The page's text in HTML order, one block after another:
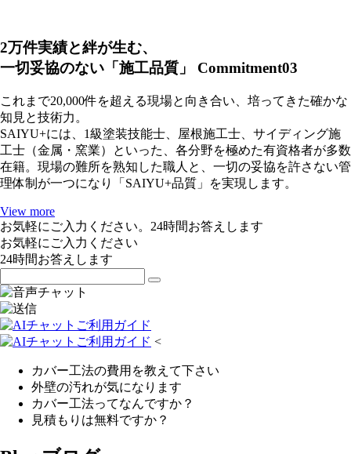
2万件実績と絆が生む、
一切妥協のない「施工品質」 Commitment03
これまで20,000件を超える現場と向き合い、培ってきた確かな
知見と技術力。
SAIYU+には、1級塗装技能士、屋根施工士、サイディング施
工士（金属・窯業）といった、各分野を極めた有資格者が多数
在籍。現場の難所を熟知した職人と、一切の妥協を許さない管
理体制が一つになり「SAIYU+品質」を実現します。
View more
お気軽にご入力ください。24時間お答えします
お気軽にご入力ください
24時間お答えします
<
カバー工法の費用を教えて下さい
外壁の汚れが気になります
カバー工法ってなんですか？
見積もりは無料ですか？